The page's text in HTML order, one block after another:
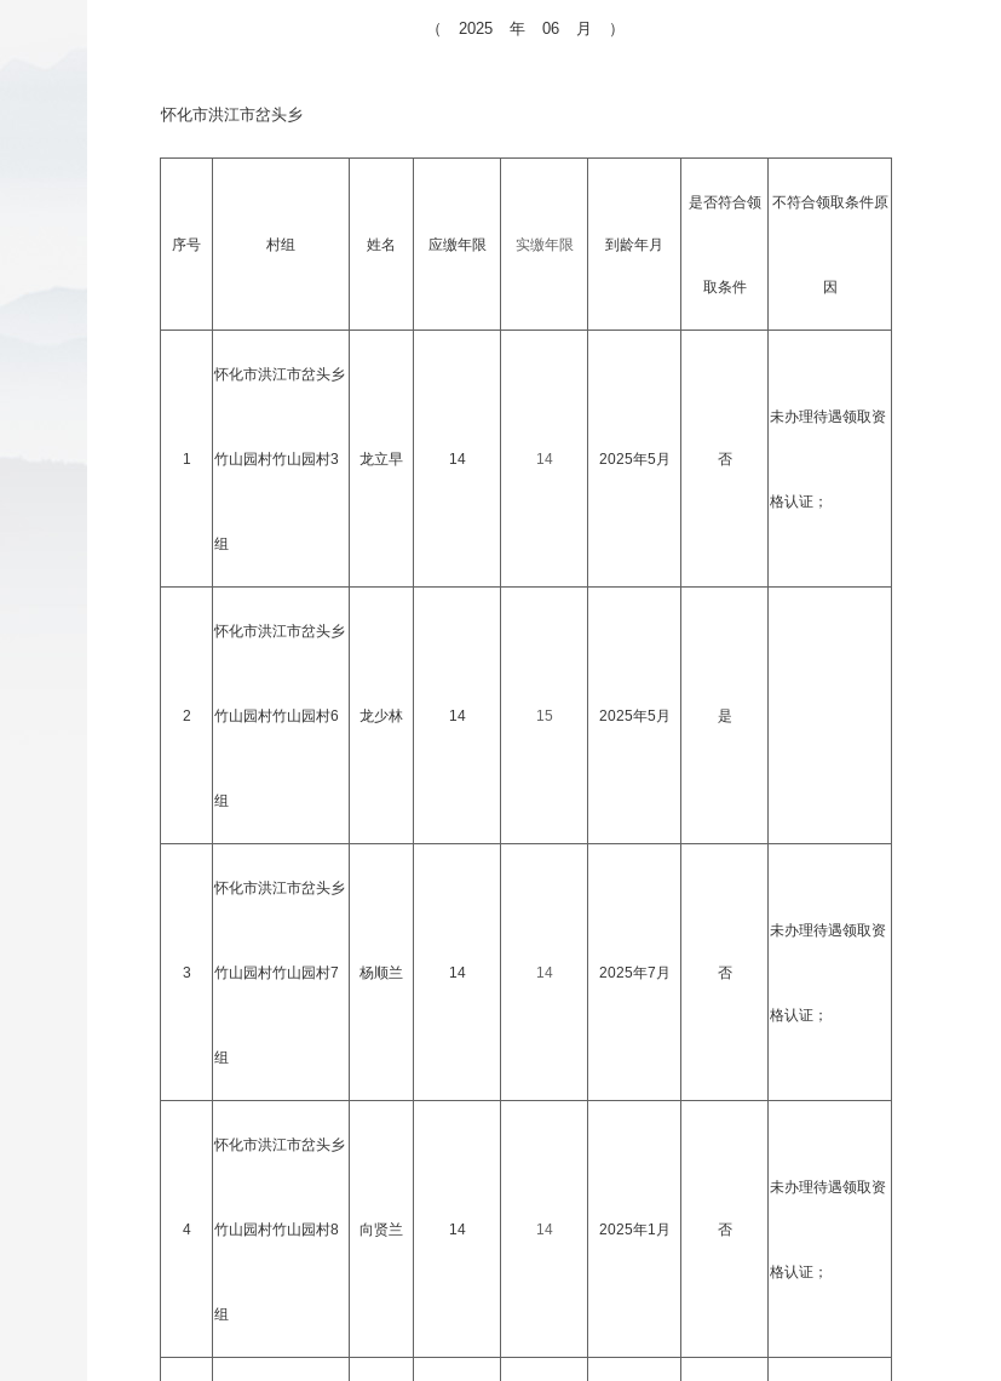
（ 2025 年 06 月 ）
怀化市洪江市岔头乡
序号 村组 姓名 应缴年限 实缴年限 到龄年月
是否符合领
取条件
不符合领取条件原
因
1
怀化市洪江市岔头乡
竹山园村竹山园村3
组
龙立早 14 14 2025年5月 否
未办理待遇领取资
格认证；
2
怀化市洪江市岔头乡
竹山园村竹山园村6
组
龙少林 14 15 2025年5月 是
3
怀化市洪江市岔头乡
竹山园村竹山园村7
组
杨顺兰 14 14 2025年7月 否
未办理待遇领取资
格认证；
4
怀化市洪江市岔头乡
竹山园村竹山园村8
组
向贤兰 14 14 2025年1月 否
未办理待遇领取资
格认证；